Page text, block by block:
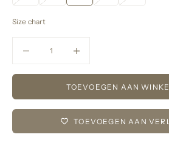
Size chart
TOEVOEGEN AAN
TOEVOEGEN AAN